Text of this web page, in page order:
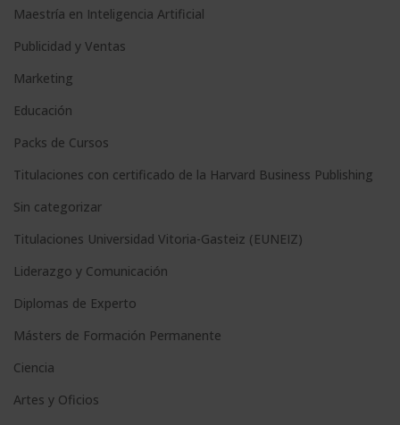
r
n
i
v
e
Maestría en Inteligencia Artificial
Publicidad y Ventas
Marketing
Educación
Packs de Cursos
Titulaciones con certificado de la Harvard Business Publishing
Sin categorizar
Titulaciones Universidad Vitoria-Gasteiz (EUNEIZ)
Liderazgo y Comunicación
Diplomas de Experto
Másters de Formación Permanente
Ciencia
Artes y Oficios